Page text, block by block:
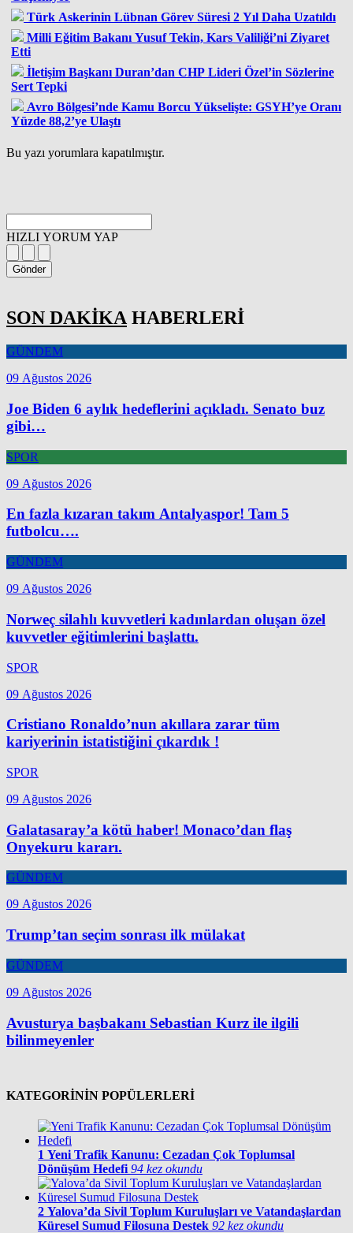
Türk Askerinin Lübnan Görev Süresi 2 Yıl Daha Uzatıldı
Milli Eğitim Bakanı Yusuf Tekin, Kars Valiliği’ni Ziyaret
Etti
İletişim Başkanı Duran’dan CHP Lideri Özel’in Sözlerine
Sert Tepki
Avro Bölgesi’nde Kamu Borcu Yükselişte: GSYH’ye Oranı
Yüzde 88,2’ye Ulaştı
Bu yazı yorumlara kapatılmıştır.
HIZLI YORUM YAP
Gönder
SON DAKİKAHABERLERİ
GÜNDEM
09 Ağustos 2026
Joe Biden 6 aylık hedeflerini açıkladı. Senato buz
gibi…
SPOR
09 Ağustos 2026
En fazla kızaran takım Antalyaspor! Tam 5
futbolcu….
GÜNDEM
09 Ağustos 2026
Norweç silahlı kuvvetleri kadınlardan oluşan özel
kuvvetler eğitimlerini başlattı.
SPOR
09 Ağustos 2026
Cristiano Ronaldo’nun akıllara zarar tüm
kariyerinin istatistiğini çıkardık !
SPOR
09 Ağustos 2026
Galatasaray’a kötü haber! Monaco’dan flaş
Onyekuru kararı.
GÜNDEM
09 Ağustos 2026
Trump’tan seçim sonrası ilk mülakat
GÜNDEM
09 Ağustos 2026
Avusturya başbakanı Sebastian Kurz ile ilgili
bilinmeyenler
KATEGORİNİN POPÜLERLERİ
1 Yeni Trafik Kanunu: Cezadan Çok Toplumsal
Dönüşüm Hedefi 94 kez okundu
2 Yalova’da Sivil Toplum Kuruluşları ve Vatandaşlardan
Küresel Sumud Filosuna Destek 92 kez okundu